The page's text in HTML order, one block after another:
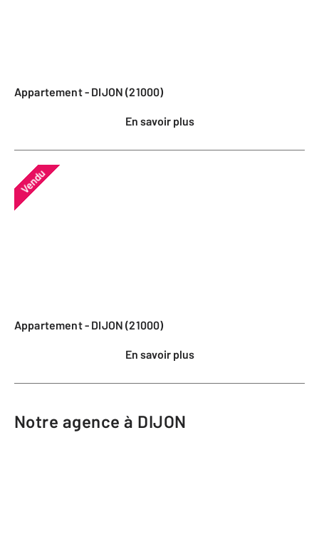
Appartement - DIJON (21000)
En savoir plus
Vendu
Appartement - DIJON (21000)
En savoir plus
Notre agence à DIJON